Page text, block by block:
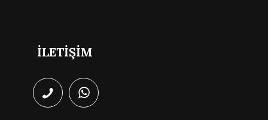
İLETİŞİM